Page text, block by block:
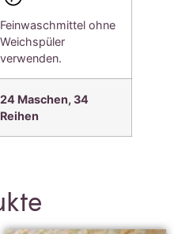
Feinwaschmittel ohne
Weichspüler
verwenden.
24 Maschen, 34
Reihen